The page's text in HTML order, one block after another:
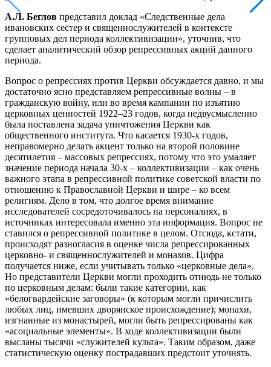
А.Л. Беглов представил доклад «Следственные дела
ивановских сестер и священнослужителей в контексте
групповых дел периода коллективизации», уточнив, что
сделает аналитический обзор репрессивных акций данного
периода.
Вопрос о репрессиях против Церкви обсуждается давно, и мы
достаточно ясно представляем репрессивные волны – в
гражданскую войну, или во время кампании по изъятию
церковных ценностей 1922–23 годов, когда недвусмысленно
была поставлена задача уничтожения Церкви как
общественного института. Что касается 1930-х годов,
неправомерно делать акцент только на второй половине
десятилетия – массовых репрессиях, потому что это умаляет
значение периода начала 30-х – коллективизации – как очень
важного этапа в репрессивной политике советской власти по
отношению к Православной Церкви и шире – ко всем
религиям. Дело в том, что долгое время внимание
исследователей сосредоточивалось на персоналиях, в
источниках интересовала именно эта информация. Вопрос не
ставился о репрессивной политике в целом. Отсюда, кстати,
происходят разногласия в оценке числа репрессированных
церковно- и священнослужителей и монахов. Цифра
получается ниже, если учитывать только «церковные дела».
Но представители Церкви могли проходить отнюдь не только
по церковным делам: были такие категории, как
«белогвардейские заговоры» (к которым могли причислить
любых лиц, имевших дворянское происхождение); монахи,
изгнанные из монастырей, могли быть репрессированы как
«асоциальные элементы». В ходе коллективизации были
высланы тысячи «служителей культа». Таким образом, даже
статистическую оценку пострадавших предстоит уточнять.